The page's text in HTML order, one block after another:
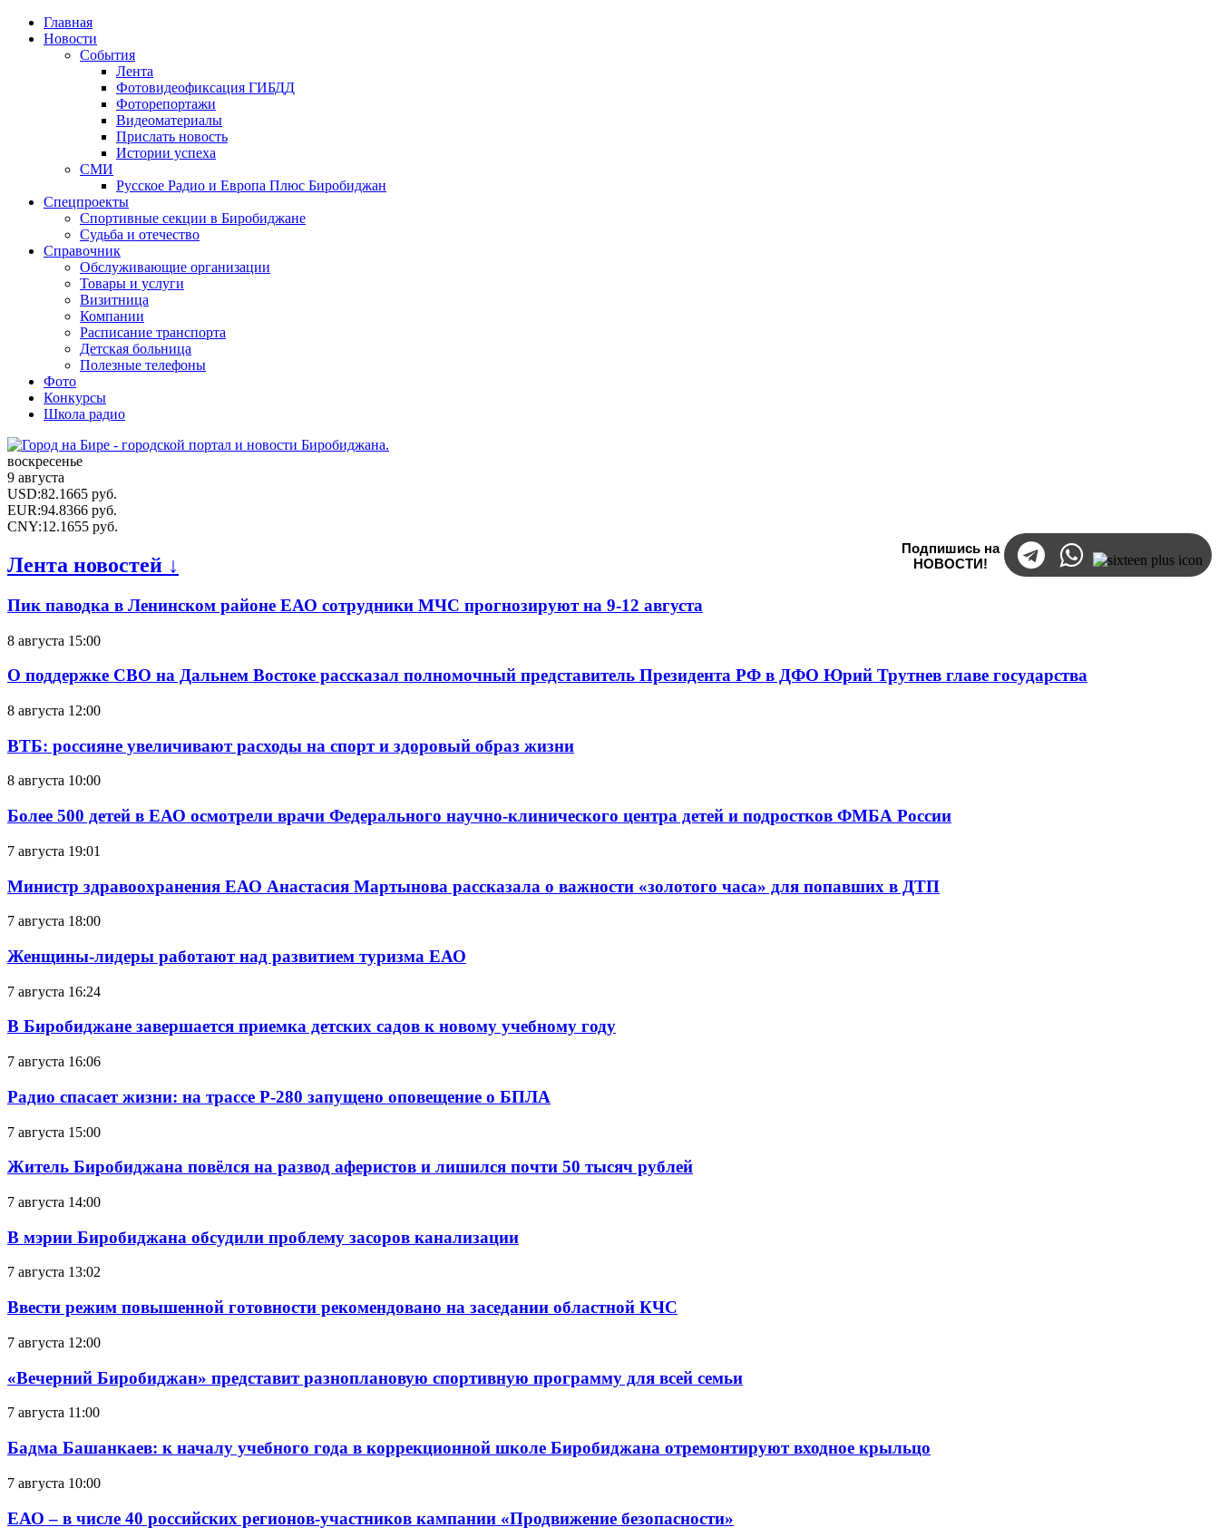
Главная
Новости
События
Лента
Фотовидеофиксация ГИБДД
Фоторепортажи
Видеоматериалы
Прислать новость
Истории успеха
СМИ
Русское Радио и Европа Плюс Биробиджан
Спецпроекты
Спортивные секции в Биробиджане
Судьба и отечество
Справочник
Обслуживающие организации
Товары и услуги
Визитница
Компании
Расписание транспорта
Детская больница
Полезные телефоны
Фото
Конкурсы
Школа радио
воскресенье
9 августа
USD:82.1665 руб.
EUR:94.8366 руб.
CNY:12.1655 руб.
Подпишись на
НОВОСТИ!
Лента новостей ↓
Пик паводка в Ленинском районе ЕАО сотрудники МЧС прогнозируют на 9-12 августа
8 августа 15:00
О поддержке СВО на Дальнем Востоке рассказал полномочный представитель Президента РФ в ДФО Юрий Трутнев главе государства
8 августа 12:00
ВТБ: россияне увеличивают расходы на спорт и здоровый образ жизни
8 августа 10:00
Более 500 детей в ЕАО осмотрели врачи Федерального научно-клинического центра детей и подростков ФМБА России
7 августа 19:01
Министр здравоохранения ЕАО Анастасия Мартынова рассказала о важности «золотого часа» для попавших в ДТП
7 августа 18:00
Женщины-лидеры работают над развитием туризма ЕАО
7 августа 16:24
В Биробиджане завершается приемка детских садов к новому учебному году
7 августа 16:06
Радио спасает жизни: на трассе Р-280 запущено оповещение о БПЛА
7 августа 15:00
Житель Биробиджана повёлся на развод аферистов и лишился почти 50 тысяч рублей
7 августа 14:00
В мэрии Биробиджана обсудили проблему засоров канализации
7 августа 13:02
Ввести режим повышенной готовности рекомендовано на заседании областной КЧС
7 августа 12:00
«Вечерний Биробиджан» представит разноплановую спортивную программу для всей семьи
7 августа 11:00
Бадма Башанкаев: к началу учебного года в коррекционной школе Биробиджана отремонтируют входное крыльцо
7 августа 10:00
ЕАО – в числе 40 российских регионов-участников кампании «Продвижение безопасности»